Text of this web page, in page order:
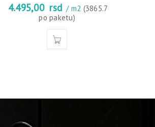
4.495,00 rsd / m2 (3865.7
po paketu)